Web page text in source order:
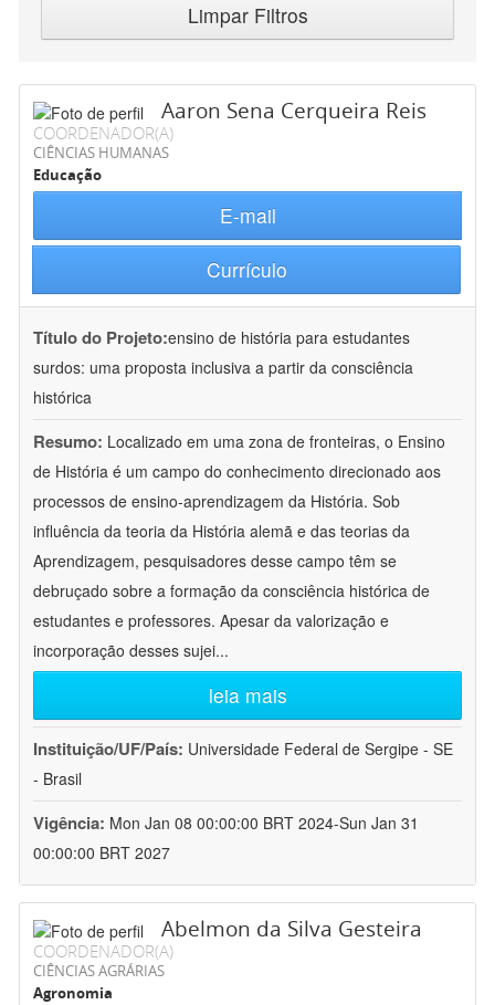
Limpar Filtros
Aaron Sena Cerqueira Reis
COORDENADOR(A)
CIÊNCIAS HUMANAS
Educação
E-mail
Currículo
Título do Projeto:ensino de história para estudantes
surdos: uma proposta inclusiva a partir da consciência
histórica
Resumo: Localizado em uma zona de fronteiras, o Ensino
de História é um campo do conhecimento direcionado aos
processos de ensino-aprendizagem da História. Sob
influência da teoria da História alemã e das teorias da
Aprendizagem, pesquisadores desse campo têm se
debruçado sobre a formação da consciência histórica de
estudantes e professores. Apesar da valorização e
incorporação desses sujei...
leia mais
Instituição/UF/País: Universidade Federal de Sergipe - SE
- Brasil
Vigência: Mon Jan 08 00:00:00 BRT 2024-Sun Jan 31
00:00:00 BRT 2027
Abelmon da Silva Gesteira
COORDENADOR(A)
CIÊNCIAS AGRÁRIAS
Agronomia